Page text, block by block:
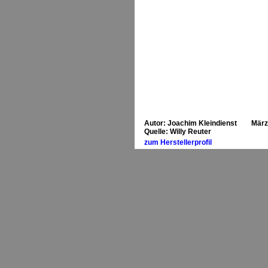
Autor: Joachim Kleindienst März
Quelle: Willy Reuter
zum Herstellerprofil